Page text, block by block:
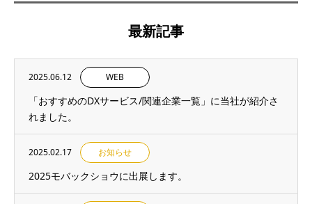
最新記事
2025.06.12 WEB
「おすすめのDXサービス/関連企業一覧」に当社が紹介さ
れました。
2025.02.17 お知らせ
2025モバックショウに出展します。